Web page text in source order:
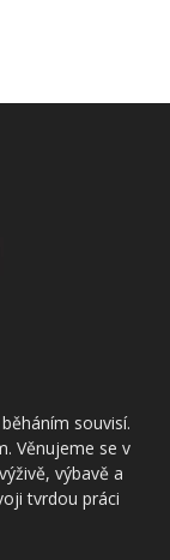
souvisí.
Věnujeme se v
výbavě a
tvrdou práci